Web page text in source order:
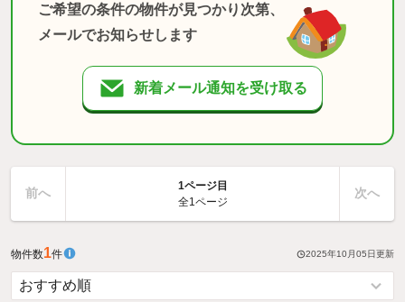
ご希望の条件の物件が見つかり次第、
メールでお知らせします
新着メール通知を受け取る
前へ
1ページ目
全1ページ
次へ
物件数1件 2025年10月05日更新